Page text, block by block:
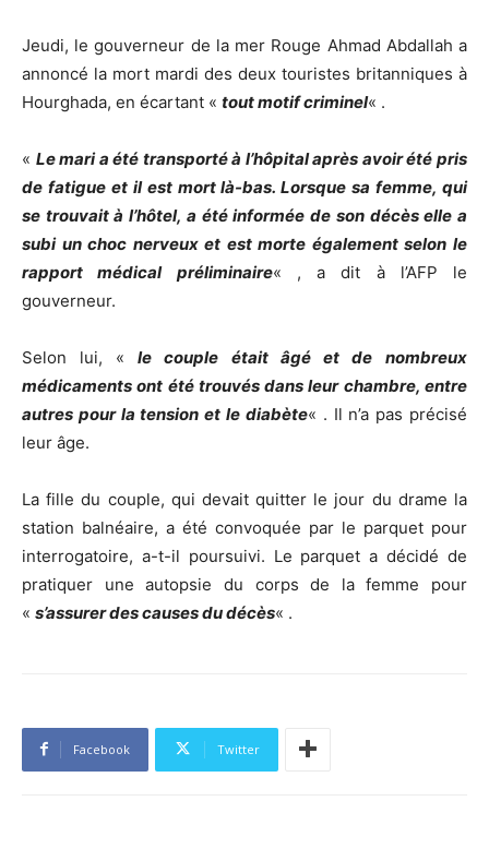
Jeudi, le gouverneur de la mer Rouge Ahmad Abdallah a
annoncé la mort mardi des deux touristes britanniques à
Hourghada, en écartant « tout motif criminel« .
« Le mari a été transporté à l’hôpital après avoir été pris
de fatigue et il est mort là-bas. Lorsque sa femme, qui
se trouvait à l’hôtel, a été informée de son décès elle a
subi un choc nerveux et est morte également selon le
rapport médical préliminaire« , a dit à l’AFP le
gouverneur.
Selon lui, «le couple était âgé et de
nombreux
médicaments ont été trouvés dans leur chambre, entre
autres pour la tension et le diabète« . Il n’a pas précisé
leur âge.
La fille du couple, qui devait quitter le jour du drame la
station balnéaire, a été convoquée par le parquet pour
interrogatoire, a-t-il poursuivi. Le parquet a décidé de
pratiquer une autopsie du corps de la femme pour
« s’assurer des causes du décès« .
Facebook Twitter